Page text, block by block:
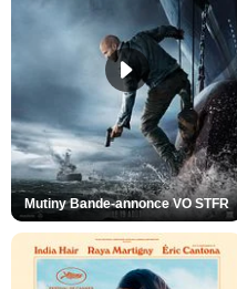
Mutiny Bande-annonce VO STFR